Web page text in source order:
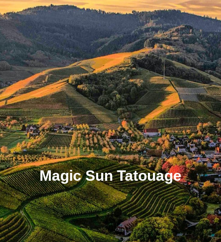
Magic Sun Tatouage